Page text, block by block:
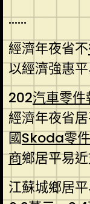
……
經濟年夜省不
以經濟強惠
202汽車零件
經濟年夜省
國Skoda零件
商鄉居平易
江蘇城鄉居